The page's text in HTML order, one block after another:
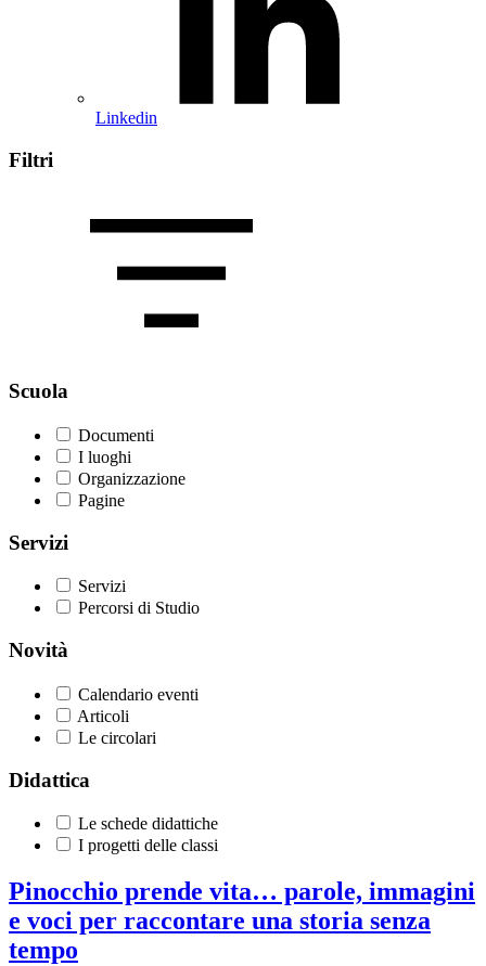
Linkedin
Filtri
Scuola
Documenti
I luoghi
Organizzazione
Pagine
Servizi
Servizi
Percorsi di Studio
Novità
Calendario eventi
Articoli
Le circolari
Didattica
Le schede didattiche
I progetti delle classi
Pinocchio prende vita… parole, immagini
e voci per raccontare una storia senza
tempo